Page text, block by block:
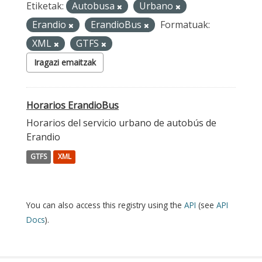
Etiketak: Autobusa
Urbano
Erandio
ErandioBus
Formatuak:
XML
GTFS
Iragazi emaitzak
Horarios ErandioBus
Horarios del servicio urbano de autobús de
Erandio
GTFS XML
You can also access this registry using the API (see API
Docs).